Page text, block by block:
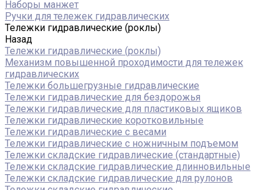
Наборы манжет
Ручки для тележек гидравлических
Тележки гидравлические (роклы)
Назад
Тележки гидравлические (роклы)
Механизм повышенной проходимости для тележек
гидравлических
Тележки большегрузные гидравлические
Тележки гидравлические для бездорожья
Тележки гидравлические для пластиковых ящиков
Тележки гидравлические коротковильные
Тележки гидравлические с весами
Тележки гидравлические с ножничным подъемом
Тележки складские гидравлические (стандартные)
Тележки складские гидравлические длинновильные
Тележки складские гидравлические для рулонов